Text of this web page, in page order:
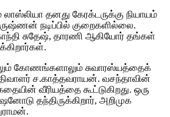
தனது கேரக்டருக்கு நியாயம்
நடிப்பில் குறைகளில்லை.
சுதேஷ், தாரணி ஆகியோர் தங்கள்
கோணங்களாலும் சுவாரஸ்யத்தைக்
ச.காத்தவராயன். வசந்தாவின்
வீரியத்தை கூட்டுகிறது. ஒரு
தந்திருக்கிறார், அறிமுக